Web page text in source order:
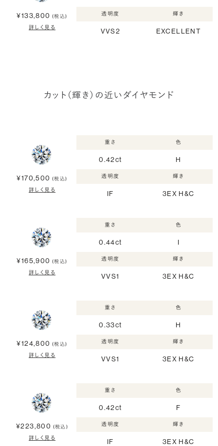
¥133,800 (税込)
詳しく見る
透明度
VVS2
輝き
EXCELLENT
カット（輝き）の近いダイヤモンド
¥170,500 (税込)
詳しく見る
重さ
0.42ct
色
H
透明度
IF
輝き
3EX H&C
¥165,900 (税込)
詳しく見る
重さ
0.44ct
色
I
透明度
VVS1
輝き
3EX H&C
¥124,800 (税込)
詳しく見る
重さ
0.33ct
色
H
透明度
VVS1
輝き
3EX H&C
¥223,800 (税込)
詳しく見る
重さ
0.42ct
色
F
透明度
IF
輝き
3EX H&C